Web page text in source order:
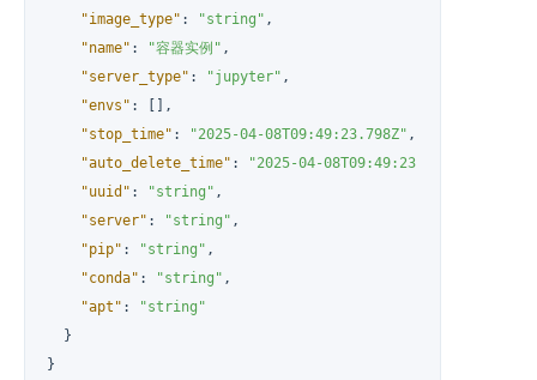
"image_type" : "string" ,
"name" : "容器实例" ,
"server_type" : "jupyter" ,
"envs" :
,
"stop_time" : "2025-04-08T09:49:23.798Z" ,
"auto_delete_time" : "2025-04-08T09:49:23.798Z"
"uuid" : "string" ,
"server" : "string" ,
"pip" : "string" ,
"conda" : "string" ,
"apt" :
"string"
}
}